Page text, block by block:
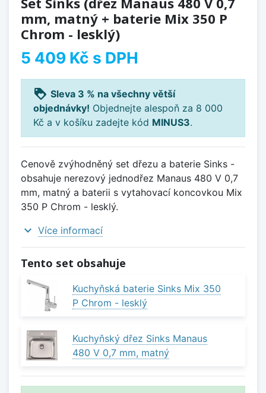
mm, matný + baterie Mix 350 P
Chrom - lesklý)
5 409 Kč s DPH
loyalty Sleva 3 % na všechny větší
objednávky! Objednejte alespoň za 8 000
Kč a v košíku zadejte kód MINUS3.
Cenově zvýhodněný set dřezu a baterie Sinks -
obsahuje nerezový jednodřez Manaus 480 V 0,7
mm, matný a baterii s vytahovací koncovkou Mix
350 P Chrom - lesklý.
expand_more Více informací
Tento set obsahuje
Kuchyňská baterie Sinks Mix 350
P Chrom - lesklý
Kuchyňský dřez Sinks Manaus
480 V 0,7 mm, matný